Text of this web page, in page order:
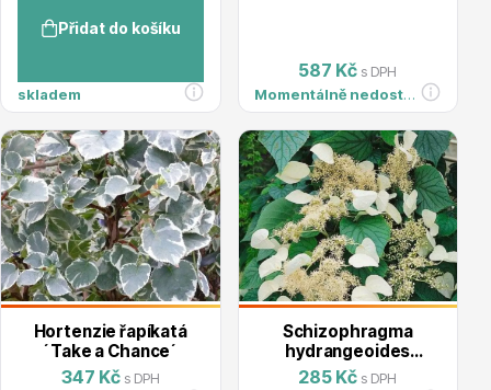
Přidat do košíku
skladem
587 Kč s DPH
Momentálně nedostupné
Hortenzie řapíkatá
´Take a Chance´
347 Kč s DPH
Schizophragma
hydrangeoides
´Moonlight´
285 Kč s DPH